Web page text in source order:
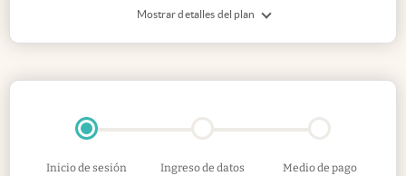
Mostrar detalles del plan
Inicio de sesión Ingreso de datos Medio de pago